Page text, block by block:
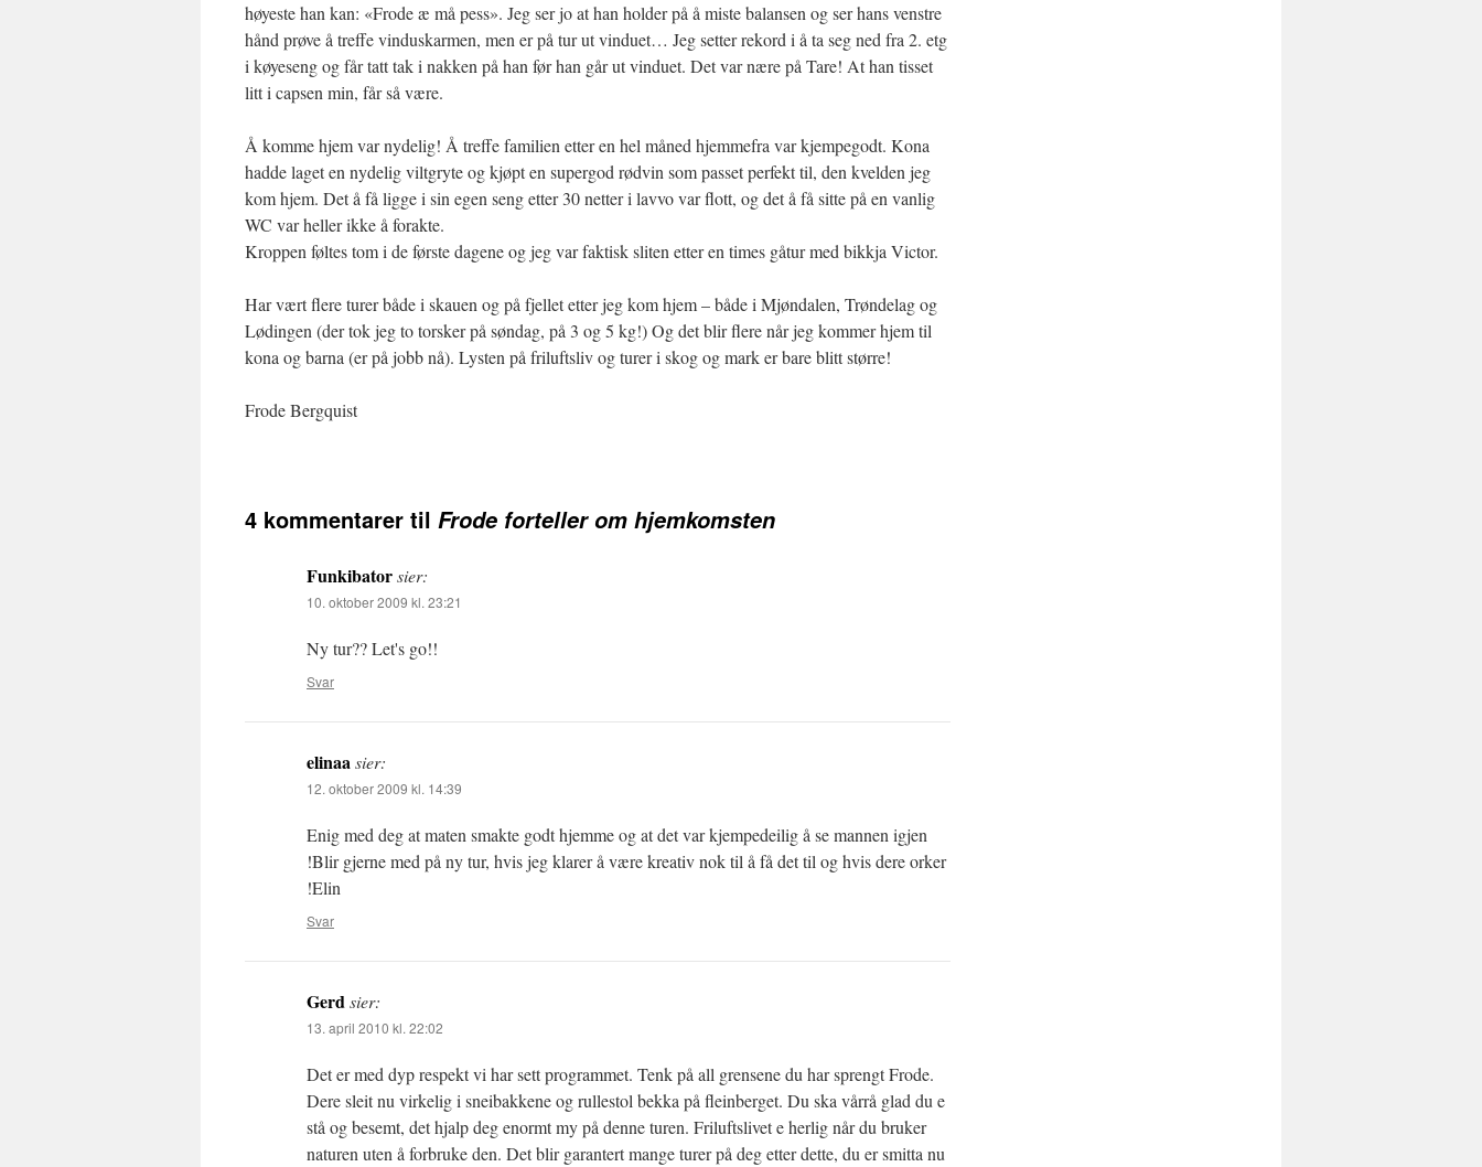
høyeste han kan: «Frode æ må pess». Jeg ser jo at han holder på å miste balansen og ser hans venstre
hånd prøve å treffe vinduskarmen, men er på tur ut vinduet… Jeg setter rekord i å ta seg ned fra 2. etg
i køyeseng og får tatt tak i nakken på han før han går ut vinduet. Det var nære på Tare! At han tisset
litt i capsen min, får så være.
Å komme hjem var nydelig! Å treffe familien etter en hel måned hjemmefra var kjempegodt. Kona
hadde laget en nydelig viltgryte og kjøpt en supergod rødvin som passet perfekt til, den kvelden jeg
kom hjem. Det å få ligge i sin egen seng etter 30 netter i lavvo var flott, og det å få sitte på en vanlig
WC var heller ikke å forakte.
Kroppen føltes tom i de første dagene og jeg var faktisk sliten etter en times gåtur med bikkja Victor.
Har vært flere turer både i skauen og på fjellet etter jeg kom hjem – både i Mjøndalen, Trøndelag og
Lødingen (der tok jeg to torsker på søndag, på 3 og 5 kg!) Og det blir flere når jeg kommer hjem til
kona og barna (er på jobb nå). Lysten på friluftsliv og turer i skog og mark er bare blitt større!
Frode Bergquist
4 kommentarer til Frode forteller om hjemkomsten
Funkibatorsier:
10. oktober 2009 kl. 23:21
Ny tur?? Let's go!!
Svar
elinaasier:
12. oktober 2009 kl. 14:39
Enig med deg at maten smakte godt hjemme og at det var kjempedeilig å se mannen igjen
!Blir gjerne med på ny tur, hvis jeg klarer å være kreativ nok til å få det til og hvis dere orker
!Elin
Svar
Gerdsier:
13. april 2010 kl. 22:02
Det er med dyp respekt vi har sett programmet. Tenk på all grensene du har sprengt Frode.
Dere sleit nu virkelig i sneibakkene og rullestol bekka på fleinberget. Du ska vårrå glad du e
stå og besemt, det hjalp deg enormt my på denne turen. Friluftslivet e herlig når du bruker
naturen uten å forbruke den. Det blir garantert mange turer på deg etter dette, du er smitta nu